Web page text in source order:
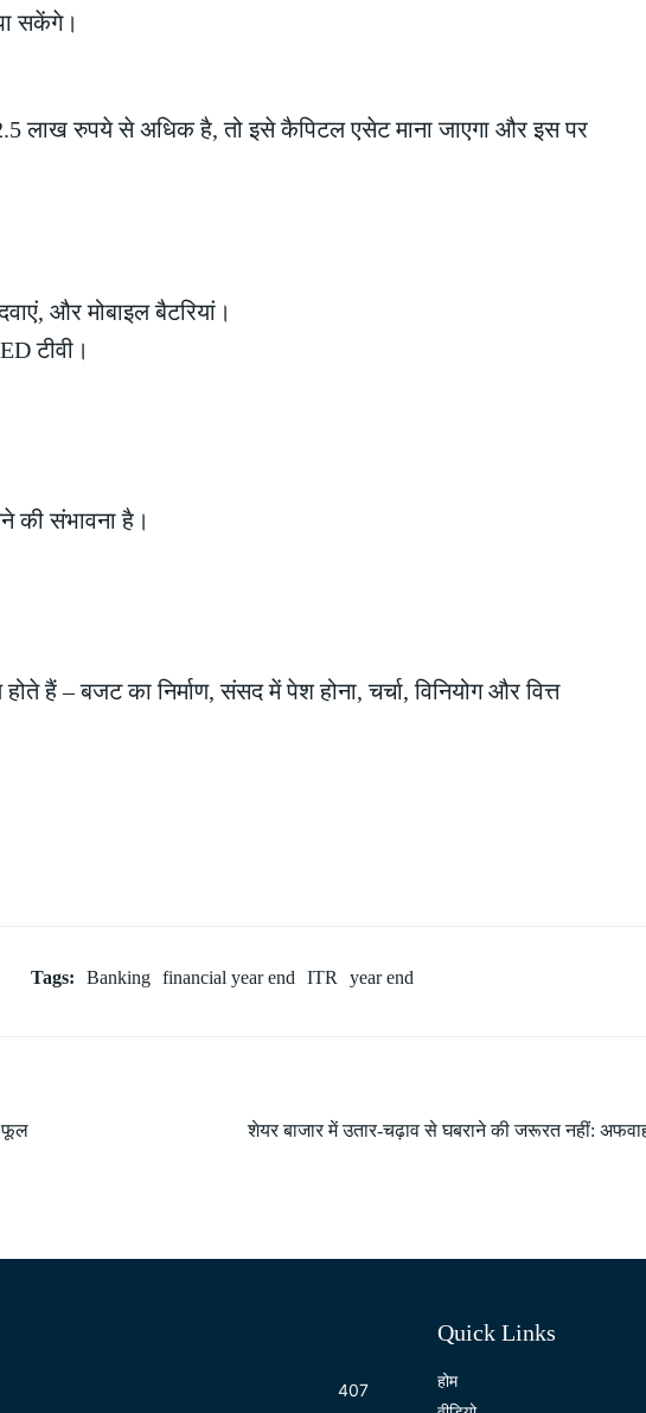
सकेंगे।
2.5 लाख रुपये से अधिक है, तो इसे कैपिटल एसेट माना जाएगा और इस पर
और मोबाइल बैटरियां।
टीवी।
की संभावना है।
– बजट का निर्माण, संसद में पेश होना, चर्चा, विनियोग और वित्त
Tags: Banking financial year end ITR year end
फूल
शेयर बाजार में उतार-चढ़ाव से घबराने की जरूरत नहीं:
407
Quick Links
होम